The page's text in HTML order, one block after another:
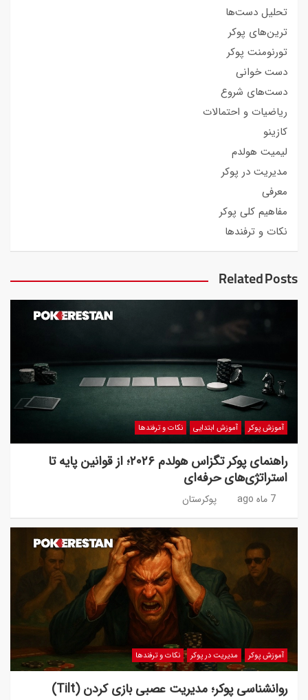
تحلیل دست‌ها
ترین‌های پوکر
تورنومنت پوکر
دست خوانی
دست‌های شروع
ریاضیات و احتمالات
کازینو
لیمیت هولدم
مدیریت در پوکر
معرفی
مفاهیم کلی پوکر
نکات و ترفندها
Related Posts
آموزش پوکر آموزش ابتدایی نکات و ترفندها
راهنمای پوکر تگزاس هولدم ۲۰۲۶؛ از قوانین پایه تا
استراتژی‌های حرفه‌ای
7 ماه ago پوکرستان
آموزش پوکر مدیریت در پوکر نکات و ترفندها
روانشناسی پوکر؛ مدیریت عصبی بازی کردن (Tilt)